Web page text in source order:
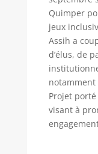
Quimper
jeux
Assih a
d’élus, de
Projet
visant à